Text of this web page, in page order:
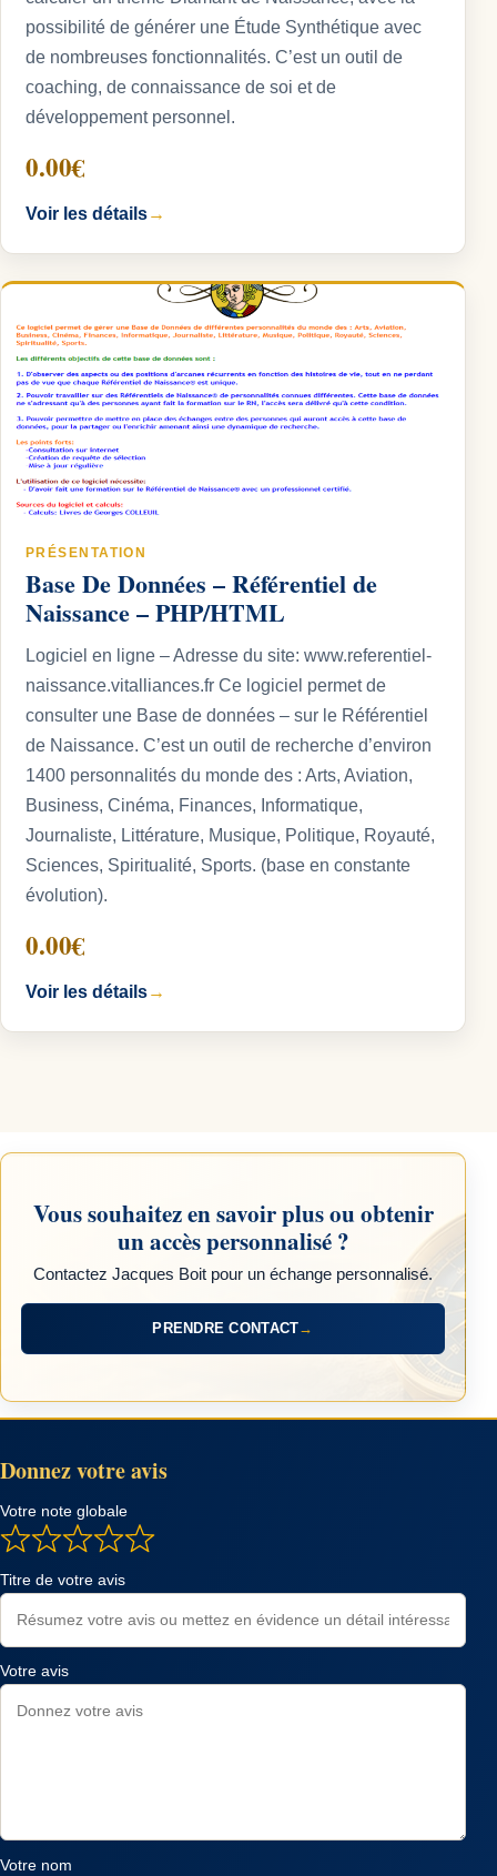
possibilité de générer une Étude Synthétique avec
de nombreuses fonctionnalités. C’est un outil de
coaching, de connaissance de soi et de
développement personnel.
0.00€
Voir les détails→
PRÉSENTATION
Base De Données – Référentiel de
Naissance – PHP/HTML
Logiciel en ligne – Adresse du site: www.referentiel-
naissance.vitalliances.fr Ce logiciel permet de
consulter une Base de données – sur le Référentiel
de Naissance. C’est un outil de recherche d’environ
1400 personnalités du monde des : Arts, Aviation,
Business, Cinéma, Finances, Informatique,
Journaliste, Littérature, Musique, Politique, Royauté,
Sciences, Spiritualité, Sports. (base en constante
évolution).
0.00€
Voir les détails→
Vous souhaitez en savoir plus ou obtenir
un accès personnalisé ?
Contactez Jacques Boit pour un échange personnalisé.
PRENDRE CONTACT→
Donnez votre avis
Votre note globale
Titre de votre avis
Votre avis
Votre nom